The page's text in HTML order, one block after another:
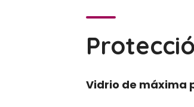
Vidrio de máxima